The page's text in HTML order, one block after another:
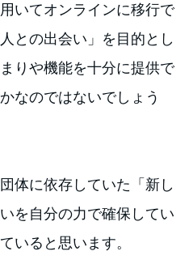
いてオンラインに移行で
との出会い」を目的とし
りや機能を十分に提供で
なのではないでしょう
体に依存していた「新し
を自分の力で確保してい
いると思います。